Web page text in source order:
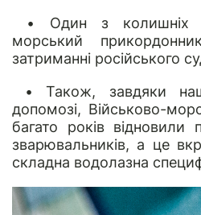
• Один з колишніх
морський
затриманні російського
• Також, завдяки
допомозі, Військово-
багато років відновили
зварювальників, а це
складна водолазна